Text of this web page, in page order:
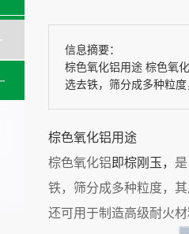
信息摘要：
棕色氧化铝用途 棕色氧
选去铁，筛分成多种粒
棕色氧化铝用途
棕色氧化铝 即棕刚玉，
铁，筛分成多种粒度，
还可用于制造高级耐火